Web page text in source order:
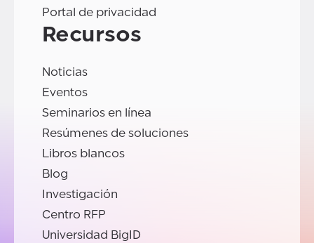
Portal de privacidad
Recursos
Noticias
Eventos
Seminarios en línea
Resúmenes de soluciones
Libros blancos
Blog
Investigación
Centro RFP
Universidad BigID